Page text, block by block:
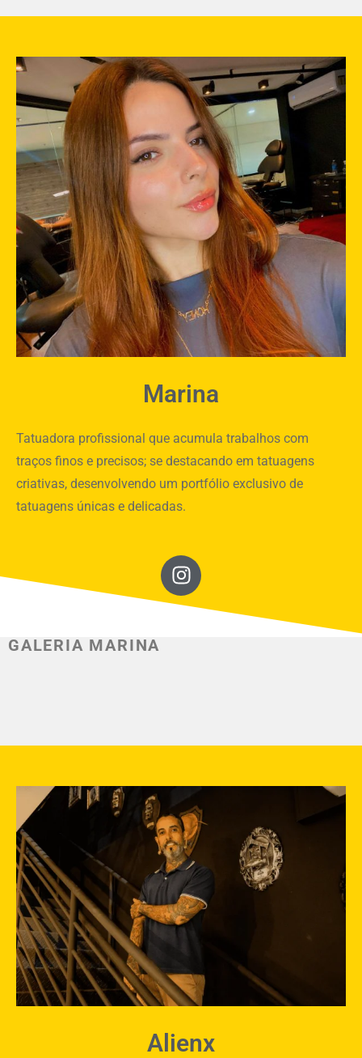
Marina
Tatuadora profissional que acumula trabalhos com
traços finos e precisos; se destacando em tatuagens
criativas, desenvolvendo um portfólio exclusivo de
tatuagens únicas e delicadas.
GALERIA MARINA
Alienx